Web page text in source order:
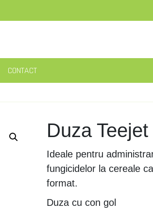
CONTACT
Duza
Ideale pentru
fungicidelor la cereale
format.
Duza cu con gol